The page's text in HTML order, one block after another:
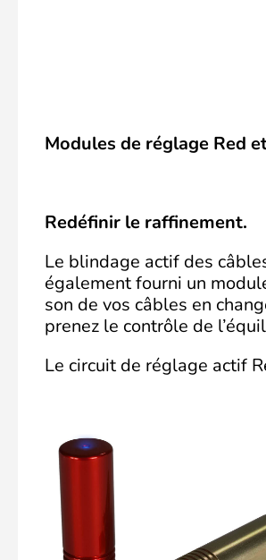
Modules de réglage Red
Redéfinir le raffinement.
Le blindage actif des
également fourni un
son de vos câbles en
prenez le contrôle de
Le circuit de réglage actif